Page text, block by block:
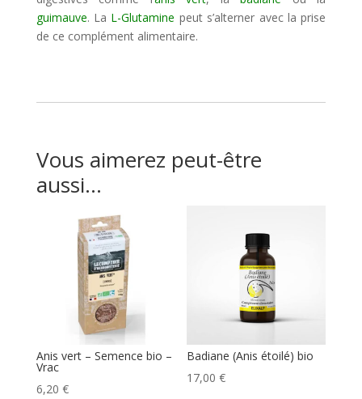
guimauve. La L-Glutamine peut s’alterner avec la prise
de ce complément alimentaire.
Vous aimerez peut-être
aussi…
Anis vert – Semence bio –
Vrac
6,20 €
Badiane (Anis étoilé) bio
17,00€